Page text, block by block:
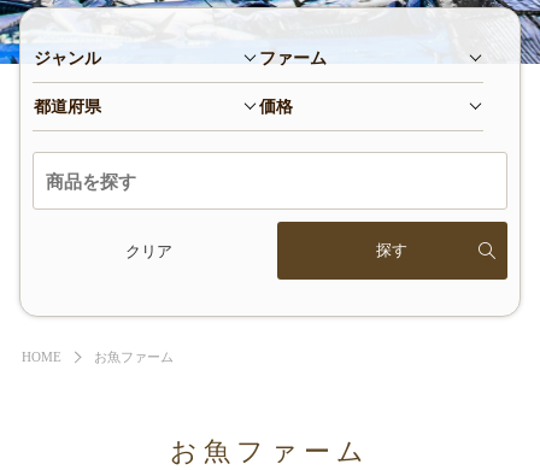
ジャンル ファーム
都道府県 価格
クリア
HOME お魚ファーム
お魚ファーム